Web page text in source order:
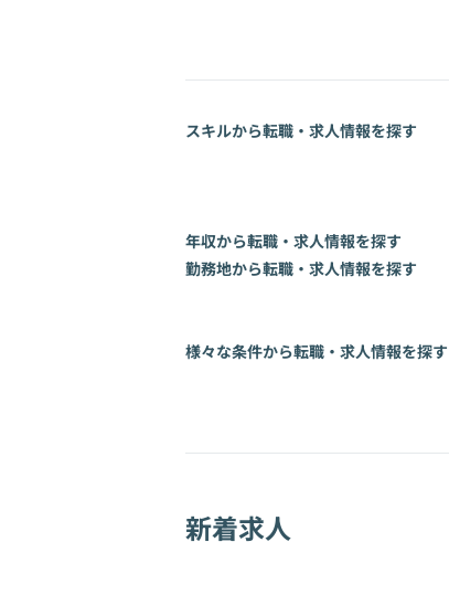
スキルから転職・求人情報を探す
年収から転職・求人情報を探す
勤務地から転職・求人情報を探す
様々な条件から転職・求人情報を探す
新着求人